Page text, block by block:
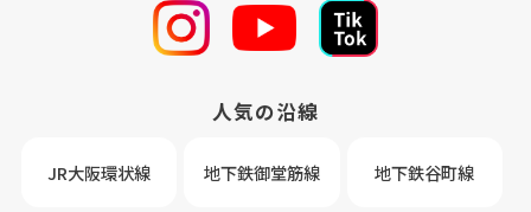
人気の沿線
JR大阪環状線 地下鉄御堂筋線 地下鉄谷町線